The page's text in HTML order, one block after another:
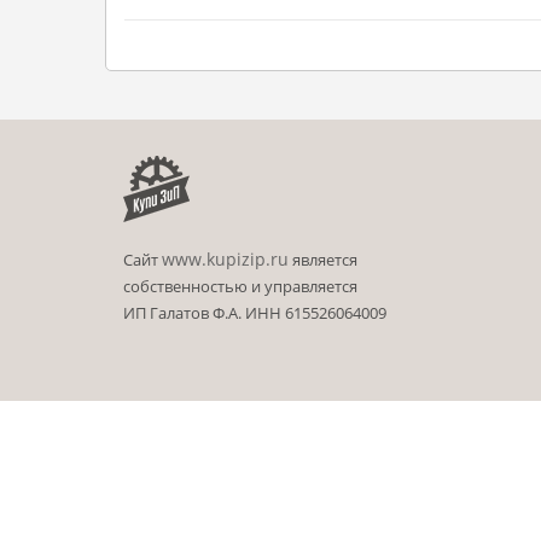
Сайтwww.kupizip.ru является
собственностью и управляется
ИП Галатов Ф.А. ИНН 615526064009